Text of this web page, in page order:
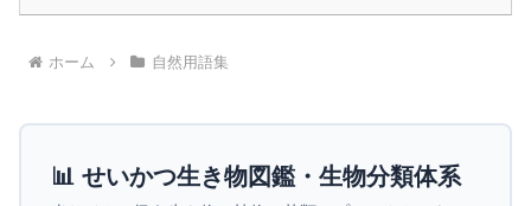
ホーム 自然用語集
📊 せいかつ生き物図鑑・生物分類体系